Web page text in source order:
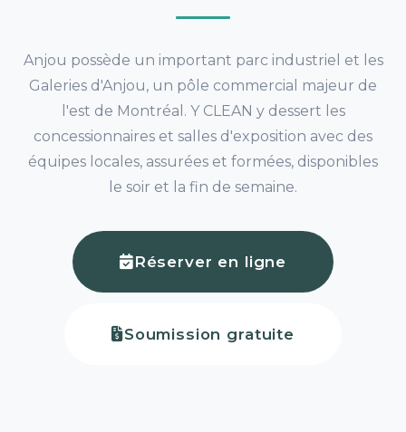
Anjou possède un important parc industriel et les
Galeries d'Anjou, un pôle commercial majeur de
l'est de Montréal. Y CLEAN y dessert les
concessionnaires et salles d'exposition avec des
équipes locales, assurées et formées, disponibles
le soir et la fin de semaine.
Réserver en ligne
Soumission gratuite